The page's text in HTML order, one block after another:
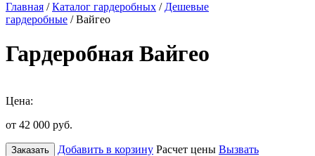
Главная /Каталог гардеробных / Дешевые
гардеробные / Вайгео
Гардеробная Вайгео
Цена:
от 42 000 руб.
Заказать Добавить в корзину Расчет цены Вызвать